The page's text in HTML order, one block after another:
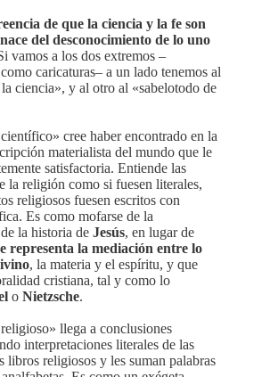
de que la ciencia y la fe son
del desconocimiento de lo uno
vamos a los dos extremos –
caricaturas– a un lado tenemos al
ciencia», y al otro al «sabelotodo de
cree haber encontrado en la
materialista del mundo que le
satisfactoria. Entiende las
la religión como si fuesen literales,
religiosos fuesen escritos con
Es como mofarse de la
la historia de Jesús, en lugar de
representa la mediación entre lo
, la materia y el espíritu, y que
cristiana, tal y como lo
o Nietzsche.
llega a conclusiones
interpretaciones literales de las
libros religiosos y les suman palabras